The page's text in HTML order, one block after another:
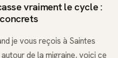
vraiment le cycle :
je vous reçois à Saintes
de la migraine, voici ce